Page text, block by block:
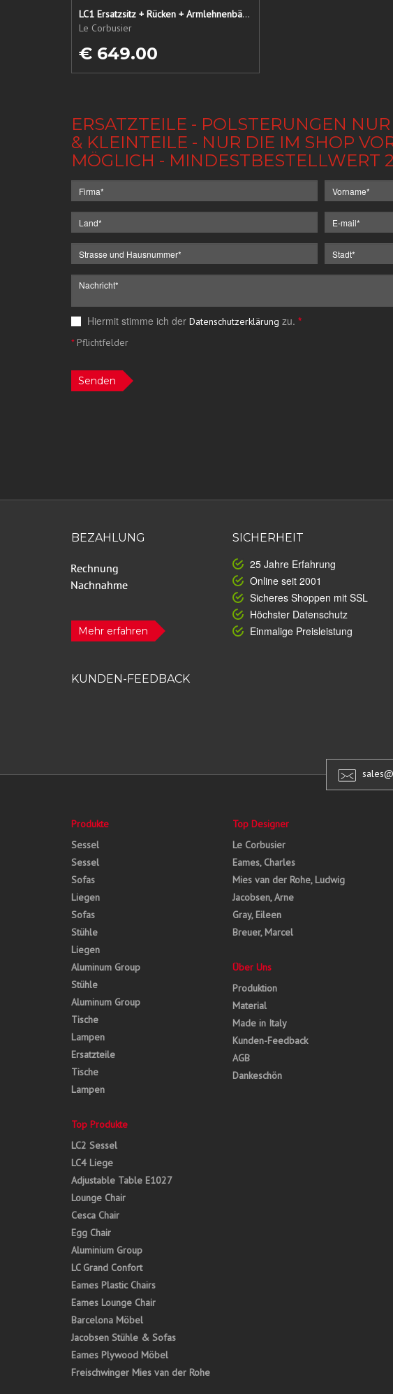
LC1 Ersatzsitz + Rücken + Armlehnenbänder
Le Corbusier
€ 649.00
ERSATZTEILE - POLSTERUNGEN
& KLEINTEILE - NUR DIE IM SHOP
MÖGLICH - MINDESTBESTELLWERT
Hiermit stimme ich der Datenschutzerklärung zu. *
*Pflichtfelder
Senden
BEZAHLUNG
Mehr erfahren
SICHERHEIT
25 Jahre Erfahrung
Online seit 2001
Sicheres Shoppen mit SSL
Höchster Datenschutz
Einmalige Preisleistung
KUNDEN-FEEDBACK
Produkte
Sessel
Sessel
Sofas
Liegen
Sofas
Stühle
Liegen
Aluminum Group
Stühle
Aluminum Group
Tische
Lampen
Ersatzteile
Tische
Lampen
Top Produkte
LC2 Sessel
LC4 Liege
Adjustable Table E1027
Lounge Chair
Cesca Chair
Egg Chair
Aluminium Group
LC Grand Confort
Eames Plastic Chairs
Eames Lounge Chair
Barcelona Möbel
Jacobsen Stühle & Sofas
Eames Plywood Möbel
Freischwinger Mies van der Rohe
Top Designer
Le Corbusier
Eames, Charles
Mies van der Rohe, Ludwig
Jacobsen, Arne
Gray, Eileen
Breuer, Marcel
Über Uns
Produktion
Material
Made in Italy
Kunden-Feedback
AGB
Dankeschön